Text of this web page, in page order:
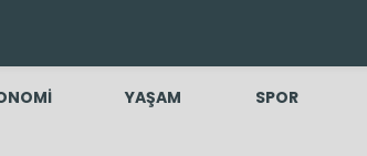
YAŞAM SPOR